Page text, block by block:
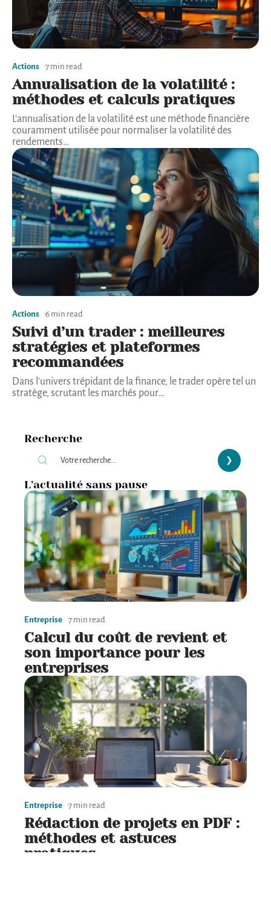
Actions 7 min read
Annualisation de la volatilité :
méthodes et calculs pratiques
L'annualisation de la volatilité est une méthode financière
couramment utilisée pour normaliser la volatilité des
rendements…
Actions 6 min read
Suivi d’un trader : meilleures
stratégies et plateformes
recommandées
Dans l'univers trépidant de la finance, le trader opère tel un
stratège, scrutant les marchés pour…
Recherche
L’actualité sans pause
Entreprise 7 min read
Calcul du coût de revient et
son importance pour les
entreprises
Entreprise 7 min read
Rédaction de projets en PDF :
méthodes et astuces
pratiques